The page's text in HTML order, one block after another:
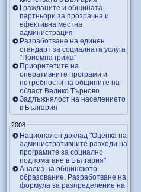
Гражданите и общината -
партньори за прозрачна и
ефективна местна
администрация
Разработване на единен
стандарт за социалната услуга
"Приемна грижа"
Приоритетите на
оперативните програми и
потребности на общините на
област Велико Търново
Задлъжнялост на населението
в България
2008
Национален доклад "Оценка на
административните разходи на
програмите за социално
подпомагане в България"
Анализ на общинското
образование. Разработване на
формула за разпределение на